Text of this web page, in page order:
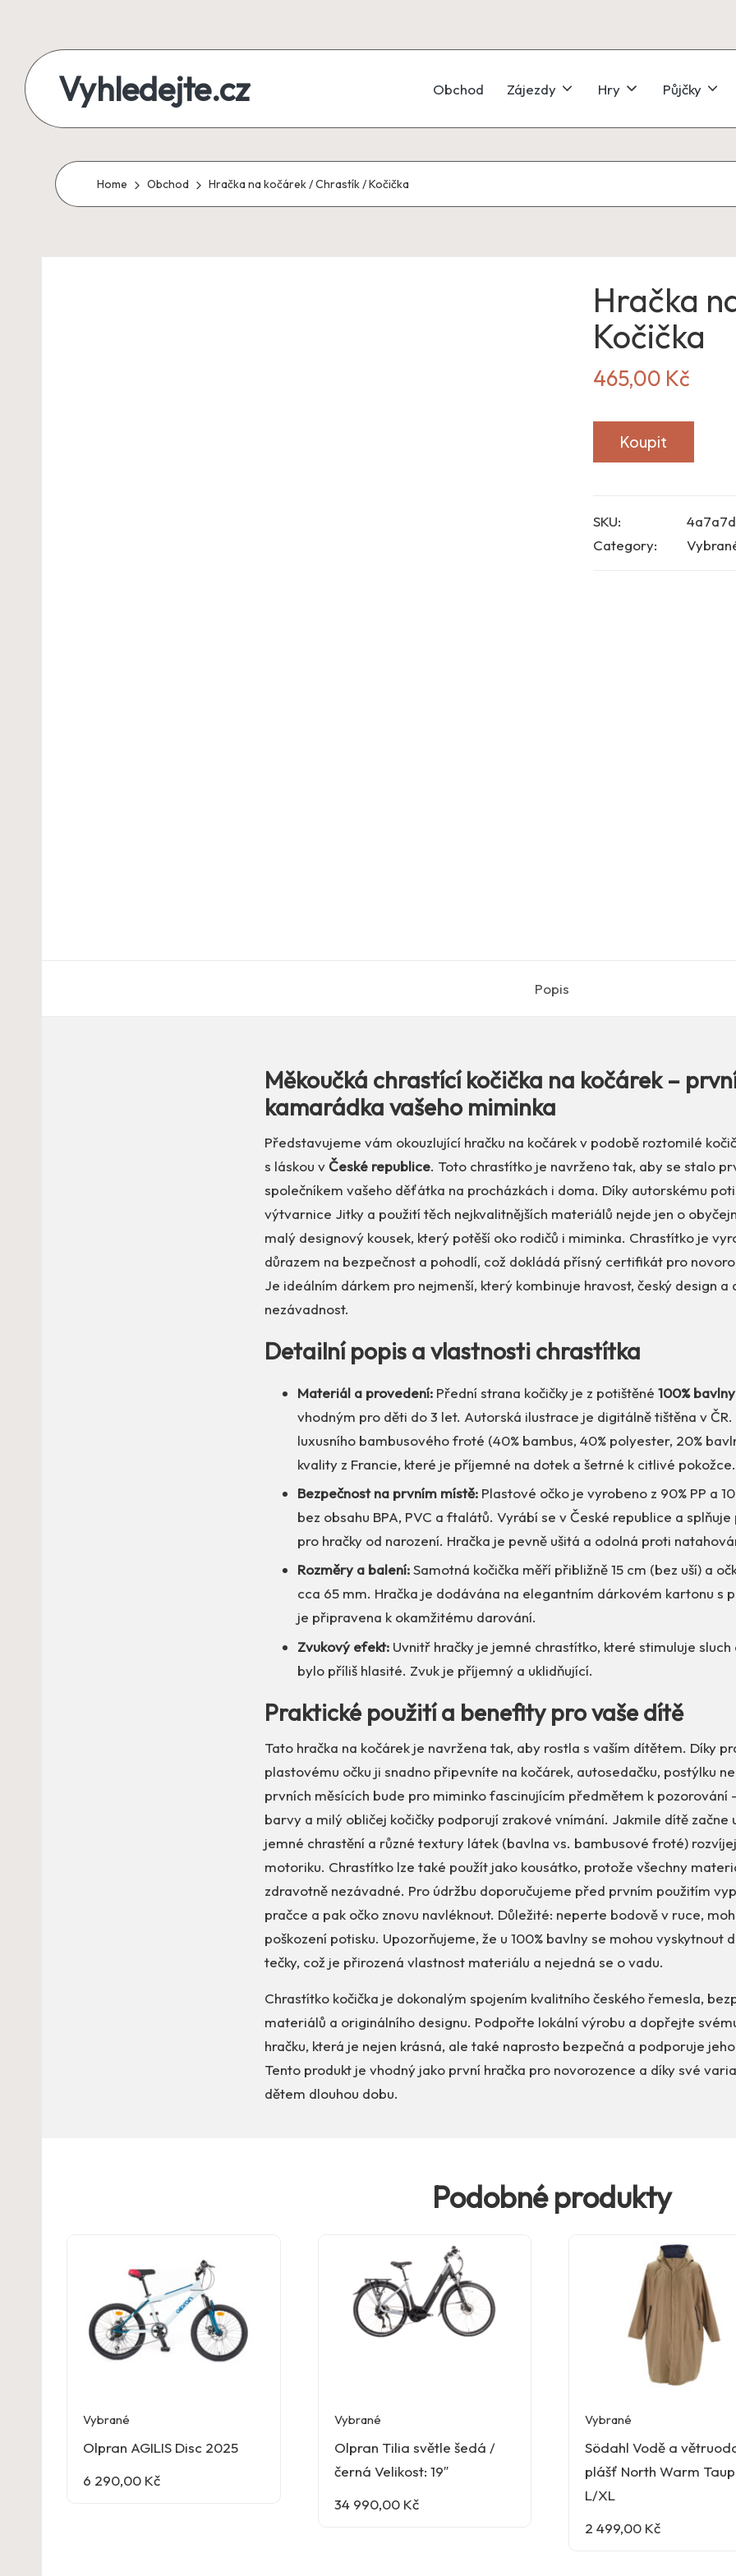
content
Vyhledejte.cz
produkty
i
Obchod Zájezdy Hry Půjčky
Home Obchod Hračka na kočárek / Chrastík / Kočička
Hračka
Kočička
465,00 Kč
Koupit
SKU:
Category:
Popis
Měkoučká chrastící kočička na kočárek –
kamarádka vašeho miminka
Představujeme vám okouzlující hračku na kočárek v podobě roztomilé
s láskou vČeské republice. Toto chrastítko je navrženo tak, aby se stalo
společníkem vašeho děťátka na procházkách i doma. Díky autorskému
výtvarnice Jitky a použití těch nejkvalitnějších materiálů nejde jen o
malý designový kousek, který potěší oko rodičů i miminka. Chrastítko je
důrazem na bezpečnost a pohodlí, což dokládá přísný certifikát pro
Je ideálním dárkem pro nejmenší, který kombinuje hravost, český design a
nezávadnost.
Detailní popis a vlastnosti chrastítka
Materiál a provedení: Přední strana kočičky je z potištěné 100% bavlny
vhodným pro děti do 3 let. Autorská ilustrace je digitálně tištěna v
luxusního bambusového froté (40% bambus, 40% polyester, 20%
kvality z Francie, které je příjemné na dotek a šetrné k citlivé pokožce.
Bezpečnost na prvním místě: Plastové očko je vyrobeno z 90% PP a
bez obsahu BPA, PVC a ftalátů. Vyrábí se v České republice a
pro hračky od narození. Hračka je pevně ušitá a odolná proti
Rozměry a balení:Samotná kočička měří přibližně 15 cm (bez uší) a
cca 65 mm. Hračka je dodávána na elegantním dárkovém kartonu s
je připravena k okamžitému darování.
Zvukový efekt: Uvnitř hračky je jemné chrastítko, které stimuluje
bylo příliš hlasité. Zvuk je příjemný a uklidňující.
Praktické použití a benefity pro vaše dítě
Tato hračka na kočárek je navržena tak, aby rostla s vaším dítětem. Díky
plastovému očku ji snadno připevníte na kočárek, autosedačku, postýlku
prvních měsících bude pro miminko fascinujícím předmětem k pozorování
barvy a milý obličej kočičky podporují zrakové vnímání. Jakmile dítě začne
jemné chrastění a různé textury látek (bavlna vs. bambusové froté)
motoriku. Chrastítko lze také použít jako kousátko, protože všechny
zdravotně nezávadné. Pro údržbu doporučujeme před prvním použitím
pračce a pak očko znovu navléknout. Důležité: neperte bodově v ruce,
poškození potisku. Upozorňujeme, že u 100% bavlny se mohou vyskytnout
tečky, což je přirozená vlastnost materiálu a nejedná se o vadu.
Chrastítko kočička je dokonalým spojením kvalitního českého řemesla,
materiálů a originálního designu. Podpořte lokální výrobu a dopřejte
hračku, která je nejen krásná, ale také naprosto bezpečná a podporuje
Tento produkt je vhodný jako první hračka pro novorozence a díky své
dětem dlouhou dobu.
Podobné produkty
Vybrané
Olpran AGILIS Disc 2025
6 290,00 Kč
Vybrané
Olpran Tilia světle šedá /
černá Velikost: 19″
34 990,00 Kč
Vybrané
Södahl Vodě a
plášť North Warm
L/XL
2 499,00 Kč